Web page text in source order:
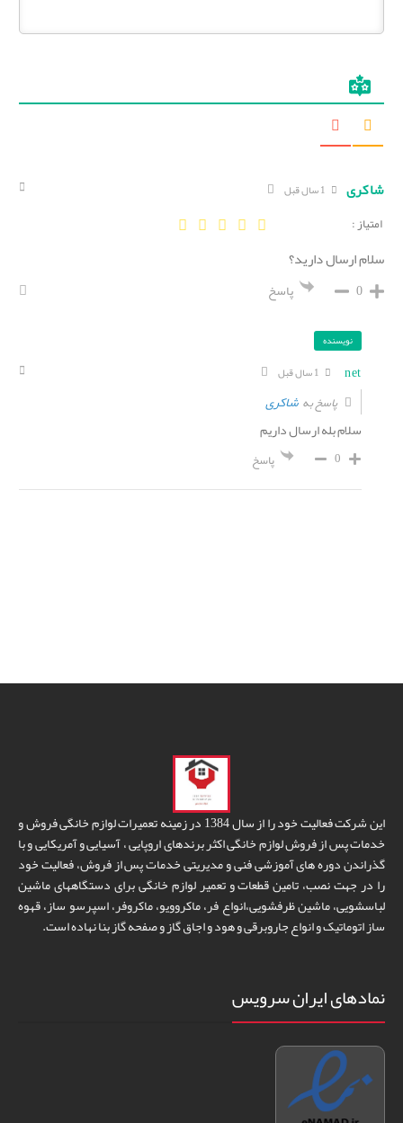
شاکری
امتیاز :
سلام ارسال دارید؟
0 پاسخ
نویسنده
net
پاسخ بهشاکری
سلام بله ارسال داریم
0 پاسخ
این شرکت فعالیت خود را از سال 1384 در زمینه تعمیرات لوازم خانگی فروش و
خدمات پس از فروش لوازم خانگی اکثر برندهای اروپایی ، آسیایی و آمریکایی و با
گذراندن دوره های آموزشی فنی و مدیریتی خدمات پس از فروش، فعالیت خود
را در جهت نصب، تامین قطعات و تعمیر لوازم خانگی برای دستگاههای ماشین
لباسشویی، ماشین ظرفشویی،انواع فر، ماکروویو، ماکروفر، اسپرسو ساز، قهوه
ساز اتوماتیک و انواع جاروبرقی و هود و اجاق گاز و صفحه گاز بنا نهاده است.
نمادهای ایران سرویس